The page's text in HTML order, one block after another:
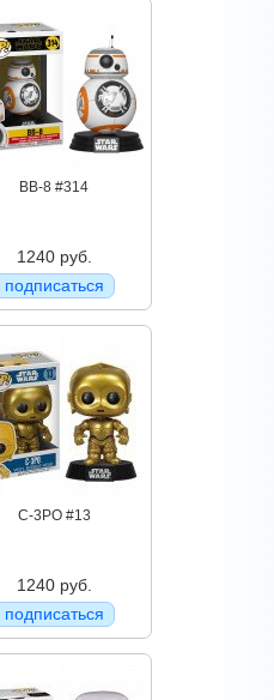
BB-8 #314
1240 руб.
подписаться
C-3PO #13
1240 руб.
подписаться